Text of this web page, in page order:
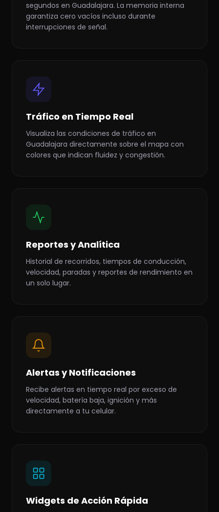
segundos en Guadalajara. La memoria interna
garantiza cero vacíos incluso durante
interrupciones de señal.
Tráfico en Tiempo Real
Visualiza las condiciones de tráfico en
Guadalajara directamente sobre el mapa con
colores que indican fluidez y congestión.
Reportes y Analítica
Historial de recorridos, tiempos de conducción,
velocidad, paradas y reportes de rendimiento en
un solo lugar.
Alertas y Notificaciones
Recibe alertas en tiempo real por exceso de
velocidad, batería baja, ignición y más
directamente a tu celular.
Widgets de Acción Rápida